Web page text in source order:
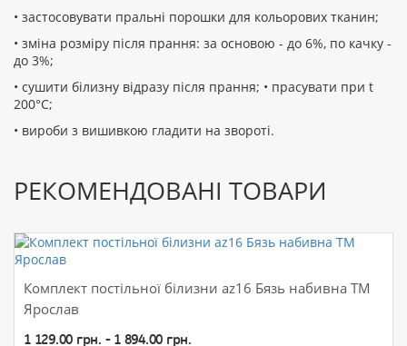
• застосовувати пральні порошки для кольорових тканин;
• зміна розміру після прання: за основою - до 6%, по качку -
до 3%;
• сушити білизну відразу після прання; • прасувати при t
200°С;
• вироби з вишивкою гладити на звороті.
РЕКОМЕНДОВАНІ ТОВАРИ
Комплект постільної білизни az16 Бязь набивна ТМ
Ярослав
1 129.00 грн. - 1 894.00 грн.